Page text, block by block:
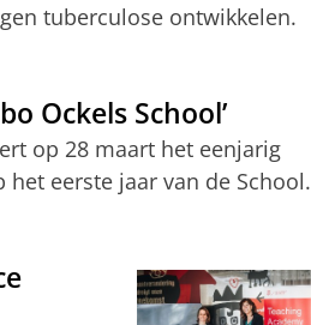
tuberculose ontwikkelen.
Ockels School’
op 28 maart het eenjarig
eerste jaar van de School.